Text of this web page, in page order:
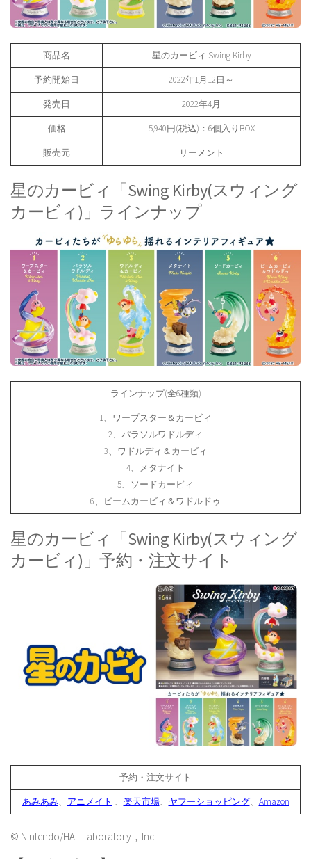
商品名 星のカービィ Swing Kirby
予約開始日 2022年1月12日～
発売日 2022年4月
価格 5,940円(税込)：6個入りBOX
販売元 リーメント
星のカービィ「Swing Kirby(スウィング
カービィ)」ラインナップ
ラインナップ(全6種類)
1、ワープスター＆カービィ
2、パラソルワドルディ
3、ワドルディ＆カービィ
4、メタナイト
5、ソードカービィ
6、ビームカービィ＆ワドルドゥ
星のカービィ「Swing Kirby(スウィング
カービィ)」予約・注文サイト
予約・注文サイト
あみあみ、 アニメイト 、 楽天市場、 ヤフーショッピング、 Amazon
© Nintendo/HAL Laboratory，Inc.